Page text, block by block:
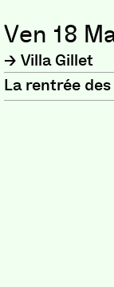
Ven 18
Villa Gillet
La rentrée